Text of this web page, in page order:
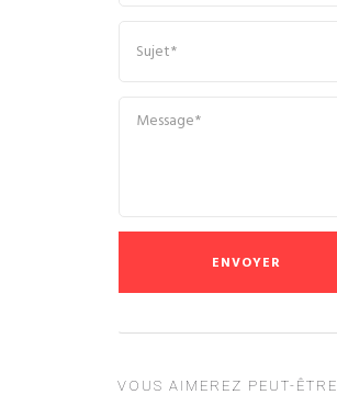
VOUS AIMEREZ PEUT-ÊTRE